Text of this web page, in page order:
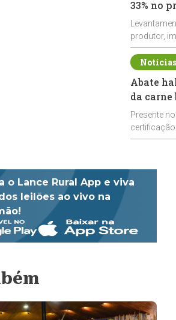
33% no
produtor,
de leite cru
Abate
da
Presente
o Lance Rural App e viva
leilões ao vivo na